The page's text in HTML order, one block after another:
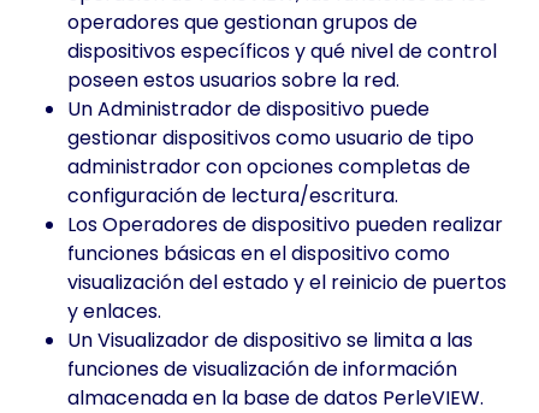
operadores que gestionan grupos de
dispositivos específicos y qué nivel de control
poseen estos usuarios sobre la red.
Un Administrador de dispositivo puede
gestionar dispositivos como usuario de tipo
administrador con opciones completas de
configuración de lectura/escritura.
Los Operadores de dispositivo pueden realizar
funciones básicas en el dispositivo como
visualización del estado y el reinicio de puertos
y enlaces.
Un Visualizador de dispositivo se limita a las
funciones de visualización de información
almacenada en la base de datos PerleVIEW.